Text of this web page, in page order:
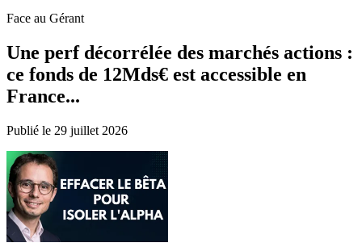
Face au Gérant
Une perf décorrélée des marchés actions :
ce fonds de 12Mds€ est accessible en
France...
Publié le 29 juillet 2026